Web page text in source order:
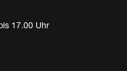
17.00 Uhr